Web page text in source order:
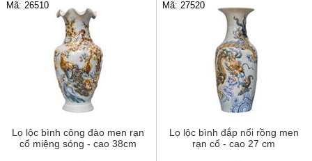
Lọ lộc bình công đào men rạn
cổ miệng sóng - cao 38cm
Mã: 26510
Lọ lộc bình đắp nổi rồng men
rạn cổ - cao 27 cm
Mã: 27520